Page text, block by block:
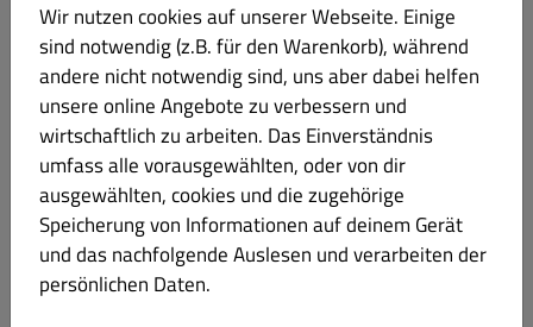
KINDERTELLER
150. 3 HÜHNERSPIEßEN MIT POMMES
Wir nutzen cookies auf unserer Webseite. Einige
sind notwendig (z.B. für den Warenkorb), während
andere nicht notwendig sind, uns aber dabei helfen
unsere online Angebote zu verbessern und
wirtschaftlich zu arbeiten. Das Einverständnis
umfass alle vorausgewählten, oder von dir
ausgewählten, cookies und die zugehörige
Speicherung von Informationen auf deinem Gerät
und das nachfolgende Auslesen und verarbeiten der
persönlichen Daten.